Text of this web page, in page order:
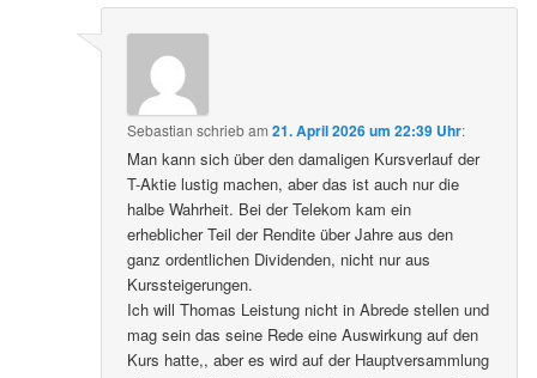
Sebastian schriebam21. April 2026 um 22:39 Uhr:
Man kann sich über den damaligen Kursverlauf der
T-Aktie lustig machen, aber das ist auch nur die
halbe Wahrheit. Bei der Telekom kam ein
erheblicher Teil der Rendite über Jahre aus den
ganz ordentlichen Dividenden, nicht nur aus
Kurssteigerungen.
Ich will Thomas Leistung nicht in Abrede stellen und
mag sein das seine Rede eine Auswirkung auf den
Kurs hatte,, aber es wird auf der Hauptversammlung